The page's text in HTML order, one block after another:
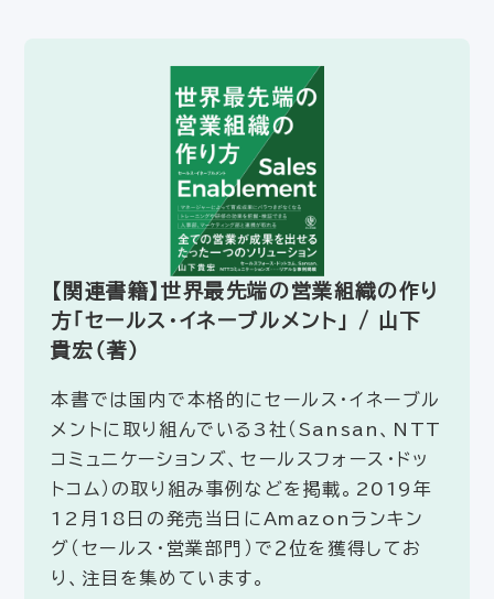
【関連書籍】世界最先端の営業組織の作り
方「セールス・イネーブルメント」 / 山下
貴宏（著）
本書では国内で本格的にセールス・イネーブル
メントに取り組んでいる3社（Sansan、NTT
コミュニケーションズ、セールスフォース・ドッ
トコム）の取り組み事例などを掲載。2019年
12月18日の発売当日にAmazonランキン
グ（セールス・営業部門）で２位を獲得してお
り、注目を集めています。